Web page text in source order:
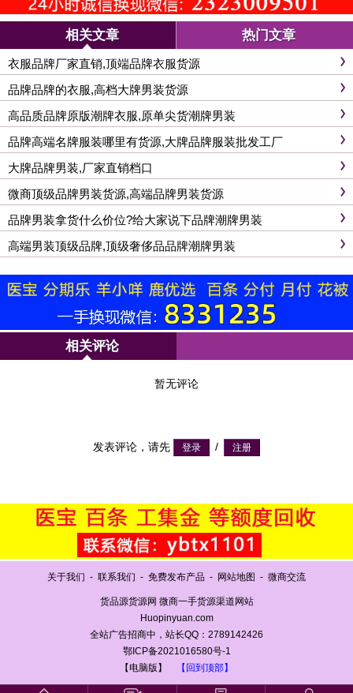
相关文章 热门文章
衣服品牌厂家直销,顶端品牌衣服货源
品牌品牌的衣服,高档大牌男装货源
高品质品牌原版潮牌衣服,原单尖货潮牌男装
品牌高端名牌服装哪里有货源,大牌品牌服装批发工厂
大牌品牌男装,厂家直销档口
微商顶级品牌男装货源,高端品牌男装货源
品牌男装拿货什么价位?给大家说下品牌潮牌男装
高端男装顶级品牌,顶级奢侈品品牌潮牌男装
相关评论
暂无评论
发表评论，请先 /
关于我们 - 联系我们 - 免费发布产品 - 网站地图 - 微商交流
货品源货源网 微商一手货源渠道网站
Huopinyuan.com
全站广告招商中，站长QQ：2789142426
鄂ICP备2021016580号-1
【电脑版】
【回到顶部】